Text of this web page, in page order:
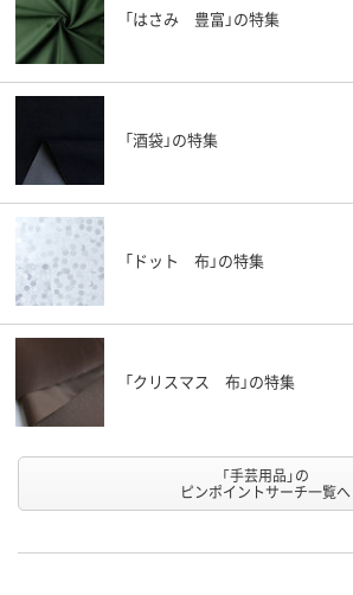
「はさみ 豊富」の特集
「酒袋」の特集
「ドット 布」の特集
「クリスマス 布」の特集
「手芸用品」の
ピンポイントサーチ一覧へ